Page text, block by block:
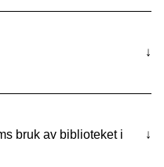
↓
bruk av biblioteket i
↓